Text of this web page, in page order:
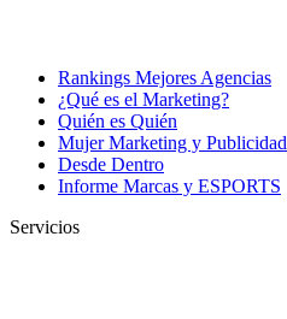
Rankings Mejores Agencias
¿Qué es el Marketing?
Quién es Quién
Mujer Marketing y Publicidad
Desde Dentro
Informe Marcas y ESPORTS
Servicios